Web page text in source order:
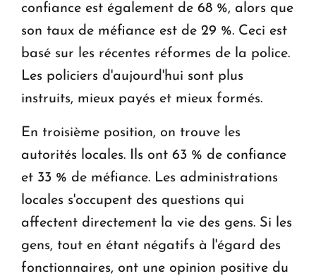
confiance est également de 68 %, alors que
son taux de méfiance est de 29 %. Ceci est
basé sur les récentes réformes de la police.
Les policiers d'aujourd'hui sont plus
instruits, mieux payés et mieux formés.
En troisième position, on trouve les
autorités locales. Ils ont 63 % de confiance
et 33 % de méfiance. Les administrations
locales s'occupent des questions qui
affectent directement la vie des gens. Si les
gens, tout en étant négatifs à l'égard des
fonctionnaires, ont une opinion positive du